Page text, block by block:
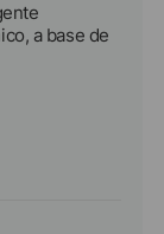
a base de